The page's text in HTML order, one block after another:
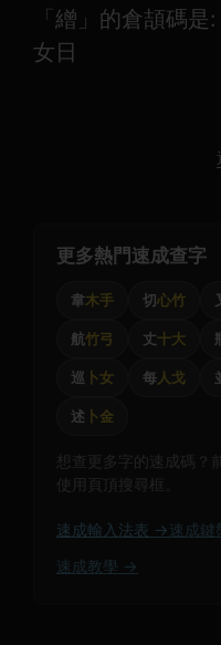
「繒」的倉頡碼
女日
更多熱門速成查字
韋木手 切心竹
航竹弓 丈十大
巡 卜女 每人戈
述 卜金
想查更多字的速成碼？
使用頁頂搜尋框。
速成輸入法表 → 速成
速成教學 →